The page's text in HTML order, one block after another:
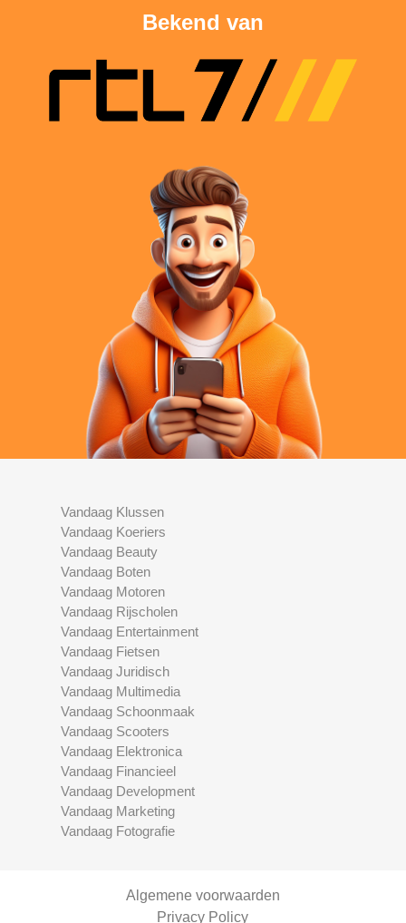
Bekend van
Vandaag Klussen
Vandaag Koeriers
Vandaag Beauty
Vandaag Boten
Vandaag Motoren
Vandaag Rijscholen
Vandaag Entertainment
Vandaag Fietsen
Vandaag Juridisch
Vandaag Multimedia
Vandaag Schoonmaak
Vandaag Scooters
Vandaag Elektronica
Vandaag Financieel
Vandaag Development
Vandaag Marketing
Vandaag Fotografie
Algemene voorwaarden
Privacy Policy